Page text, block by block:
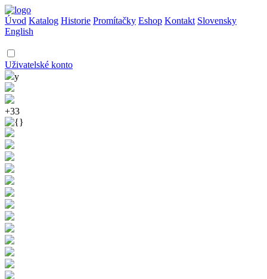
Úvod Katalog Historie Promítačky Eshop Kontakt Slovensky
English
Uživatelské konto
y
+33